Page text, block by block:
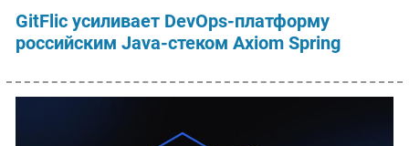
GitFlic усиливает DevOps-платформу
российским Java-стеком Axiom Spring